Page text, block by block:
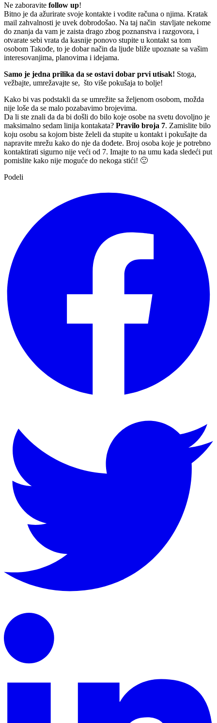
Ne zaboravite follow up!
Bitno je da ažurirate svoje kontakte i vodite računa o njima. Kratak
mail zahvalnosti je uvek dobrodošao. Na taj način stavljate nekome
do znanja da vam je zaista drago zbog poznanstva i razgovora, i
otvarate sebi vrata da kasnije ponovo stupite u kontakt sa tom
osobom Takođe, to je dobar način da ljude bliže upoznate sa vašim
interesovanjima, planovima i idejama.
Samo je jedna prilika da se ostavi dobar prvi utisak! Stoga,
vežbajte, umrežavajte se, što više pokušaja to bolje!
Kako bi vas podstakli da se umrežite sa željenom osobom, možda
nije loše da se malo pozabavimo brojevima.
Da li ste znali da da bi došli do bilo koje osobe na svetu dovoljno je
maksimalno sedam linija kontakata? Pravilo broja 7. Zamislite bilo
koju osobu sa kojom biste želeli da stupite u kontakt i pokušajte da
napravite mrežu kako do nje da dođete. Broj osoba koje je potrebno
kontaktirati sigurno nije veći od 7. Imajte to na umu kada sledeći put
pomislite kako nije moguće do nekoga stići! 🙂
Podeli